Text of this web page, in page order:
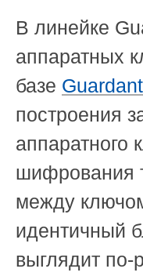
В линейке
аппаратных
базе
построения
аппаратного
шифрования
между
идентичный
выглядит по-